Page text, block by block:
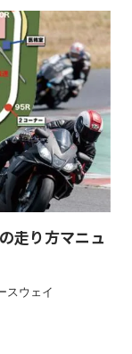
走り方マニュ
スウェイ